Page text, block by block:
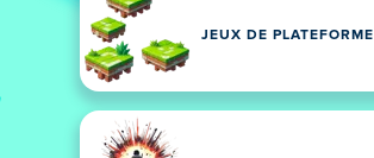
JEUX DE PLATEFORME